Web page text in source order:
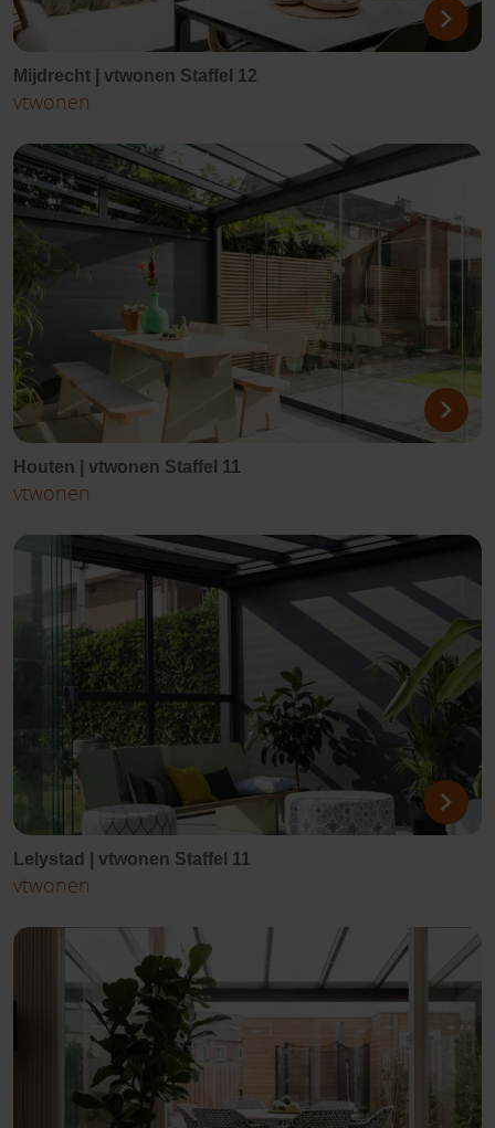
Mijdrecht | vtwonen Staffel 12
vtwonen
Houten | vtwonen Staffel 11
vtwonen
Lelystad | vtwonen Staffel 11
vtwonen